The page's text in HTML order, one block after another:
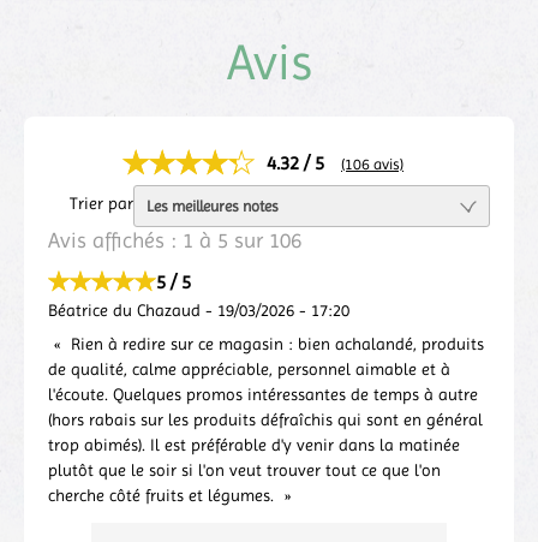
Avis
4.32 / 5 (106 avis)
Trier par
Avis affichés : 1 à 5 sur 106
5 / 5
Béatrice du Chazaud - 19/03/2026 - 17:20
Rien à redire sur ce magasin : bien achalandé, produits
de qualité, calme appréciable, personnel aimable et à
l'écoute. Quelques promos intéressantes de temps à autre
(hors rabais sur les produits défraîchis qui sont en général
trop abimés). Il est préférable d'y venir dans la matinée
plutôt que le soir si l'on veut trouver tout ce que l'on
cherche côté fruits et légumes.